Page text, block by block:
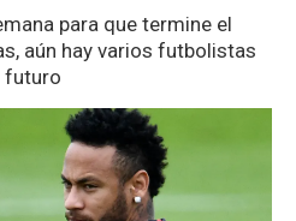
para que termine el
aún hay varios futbolistas
futuro